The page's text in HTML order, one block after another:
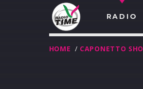
RADIO
HOME / CAPONETTO